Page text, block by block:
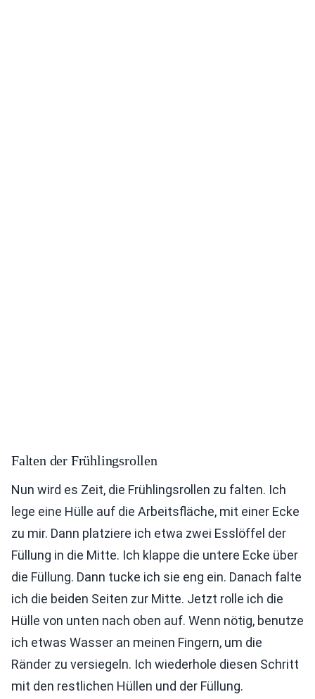
Falten der Frühlingsrollen
Nun wird es Zeit, die Frühlingsrollen zu falten. Ich
lege eine Hülle auf die Arbeitsfläche, mit einer Ecke
zu mir. Dann platziere ich etwa zwei Esslöffel der
Füllung in die Mitte. Ich klappe die untere Ecke über
die Füllung. Dann tucke ich sie eng ein. Danach falte
ich die beiden Seiten zur Mitte. Jetzt rolle ich die
Hülle von unten nach oben auf. Wenn nötig, benutze
ich etwas Wasser an meinen Fingern, um die
Ränder zu versiegeln. Ich wiederhole diesen Schritt
mit den restlichen Hüllen und der Füllung.